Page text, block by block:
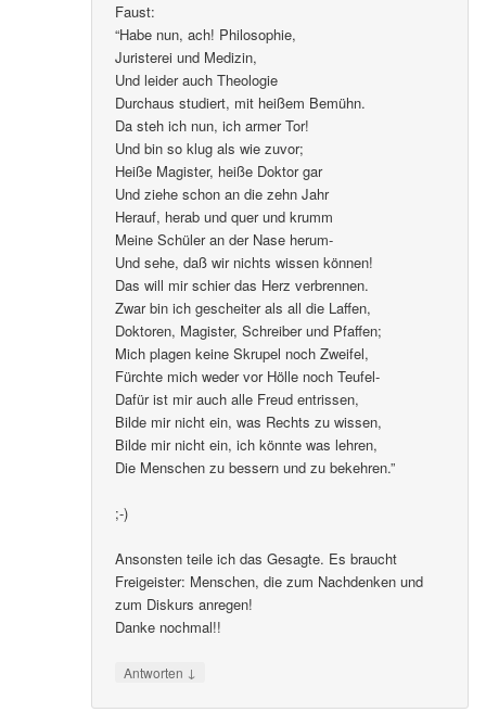
Faust:
“Habe nun, ach! Philosophie,
Juristerei und Medizin,
Und leider auch Theologie
Durchaus studiert, mit heißem Bemühn.
Da steh ich nun, ich armer Tor!
Und bin so klug als wie zuvor;
Heiße Magister, heiße Doktor gar
Und ziehe schon an die zehn Jahr
Herauf, herab und quer und krumm
Meine Schüler an der Nase herum-
Und sehe, daß wir nichts wissen können!
Das will mir schier das Herz verbrennen.
Zwar bin ich gescheiter als all die Laffen,
Doktoren, Magister, Schreiber und Pfaffen;
Mich plagen keine Skrupel noch Zweifel,
Fürchte mich weder vor Hölle noch Teufel-
Dafür ist mir auch alle Freud entrissen,
Bilde mir nicht ein, was Rechts zu wissen,
Bilde mir nicht ein, ich könnte was lehren,
Die Menschen zu bessern und zu bekehren.”
;-)
Ansonsten teile ich das Gesagte. Es braucht
Freigeister: Menschen, die zum Nachdenken und
zum Diskurs anregen!
Danke nochmal!!
Antworten ↓